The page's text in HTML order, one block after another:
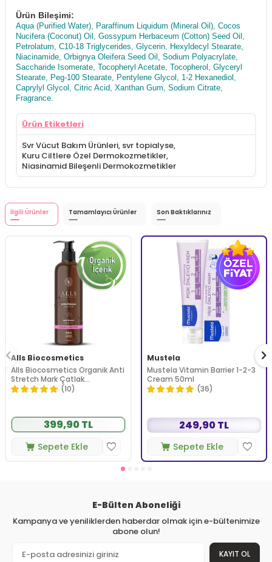
Ürün Bileşimi:
Aqua (Purified Water), Paraffinum Liquidum (Mineral Oil), Cocos
Nucifera (Coconut) Oil, Gossypum Herbaceum (Cotton) Seed Oil,
Petrolatum, C10-18 Triglycerides, Glycerin, Hexyldecyl Stearate,
Niacinamide, Orbignya Oleifera Seed Oil, Sodium Polyacrylate,
Saccharide Isomerate, Tocopheryl Acetate, Tocopherol, Glyceryl
Stearate, Peg-100 Stearate, Pentylene Glycol, 1-2 Hexanediol,
Caprylyl Glycol, Citric Acid, Xanthan Gum, Sodium Citrate,
Fragrance.
Ürün Etiketleri
Svr Vücut Bakım Ürünleri, svr topialyse,
Kuru Ciltlere Özel Dermokozmetikler,
Niasinamid Bileşenli Dermokozmetikler
İlgili Ürünler Tamamlayıcı Ürünler Son Baktıklarınız
Alls Biocosmetics
Alls Biocosmetics Organik Anti
Stretch Mark Çatlak
Önlemeye Yardımcı Jel 350 ml
(10)
399,90 TL
Sepete Ekle
Mustela
Mustela Vitamin Barrier 1-2-3
Cream 50ml
(36)
249,90 TL
Sepete Ekle
E-Bülten Aboneliği
Kampanya ve yeniliklerden haberdar olmak için e-bültenimize
abone olun!
KAYIT OL